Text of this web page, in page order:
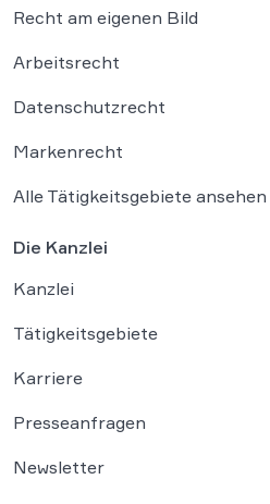
Recht am eigenen Bild
Arbeitsrecht
Datenschutzrecht
Markenrecht
Alle Tätigkeitsgebiete ansehen
Die Kanzlei
Kanzlei
Tätigkeitsgebiete
Karriere
Presseanfragen
Newsletter